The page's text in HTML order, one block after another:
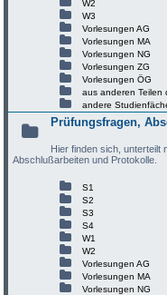
W2
W3
Vorlesungen AG
Vorlesungen MA
Vorlesungen NG
Vorlesungen ZG
Vorlesungen ÖG
aus anderen Teilen
andere
Prüfungsfragen,
Hier finden sich, unterteilt
Abschlußarbeiten und Protokolle.
S1
S2
S3
S4
W1
W2
Vorlesungen AG
Vorlesungen MA
Vorlesungen NG